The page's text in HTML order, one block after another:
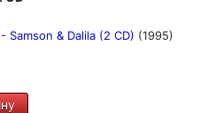
Samson & Dalila (2 CD) (1995)